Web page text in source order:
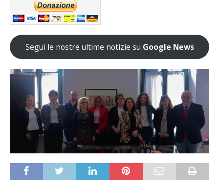
Segui le nostre ultime notizie su Google News